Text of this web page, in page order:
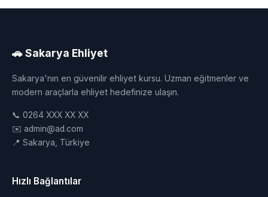
🚗 Sakarya Ehliyet
Sakarya'nın en güvenilir ehliyet kursu. Uzman eğitmenler ve
modern araçlarla ehliyet hedefinize ulaşın.
📞 0264 XXX XX XX
✉️ admin@ad.com
📍 Sakarya, Türkiye
Hızlı Bağlantılar